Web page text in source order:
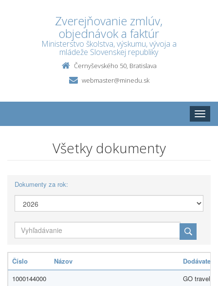
Zverejňovanie zmlúv,
objednávok a faktúr
Ministerstvo školstva, výskumu, vývoja a
mládeže Slovenskej republiky
Černyševského 50, Bratislava
webmaster@minedu.sk
Toggle
Všetky dokumenty
Dokumenty za rok:
Číslo Názov
Dodávateľ
1000144000
GO travel